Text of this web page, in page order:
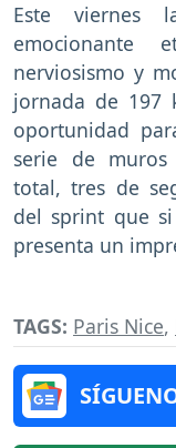
Este viernes
emocionante
nerviosismo y
jornada de 197
oportunidad
serie de muros
total, tres de
del sprint que
presenta un
TAGS: Paris Nice,